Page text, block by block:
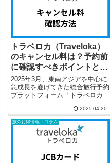
トラベロカ（Traveloka）
のキャンセル料は？予約前
に確認すべきポイントと確
認方法を解説
2025年3月、東南アジアを中心に
急成長を遂げてきた総合旅行予約
プラットフォーム「トラベロカ
市場に本格参入しました。一方
で、日本ではまだ新しいサービス
であることから、「キャンセル料
はどの程度かかるのか」...
2025.04.20
旅のお得情報・コラム